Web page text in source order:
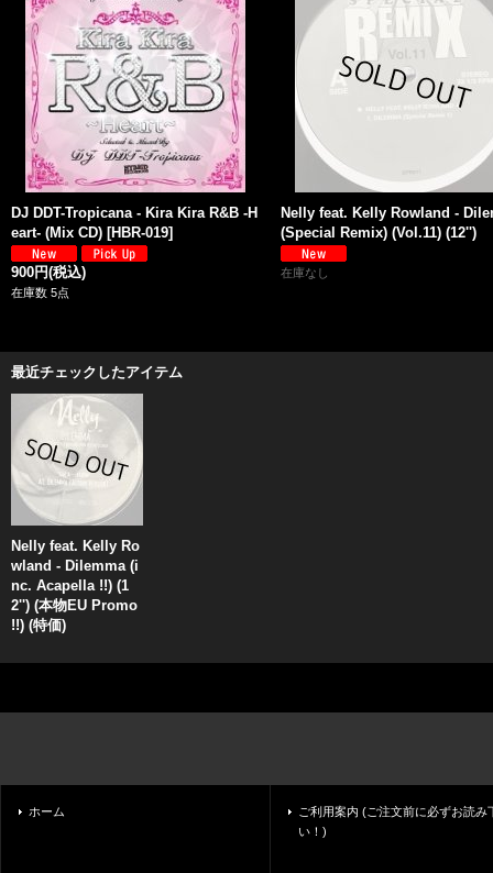
DJ DDT-Tropicana - Kira Kira R&B -H
eart- (Mix CD) [HBR-019]
900円(税込)
在庫数 5点
Nelly feat. Kelly Rowland -
(Special Remix) (Vol.11) (12'')
在庫なし
最近チェックしたアイテム
Nelly feat. Kelly Ro
wland - Dilemma (i
nc. Acapella !!) (1
2'') (本物EU Promo
!!) (特価)
ホーム
ご利用案内 (ご注文前に必ずお読み
い！)